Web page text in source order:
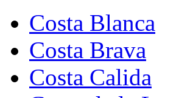
Costa Blanca
Costa Brava
Costa Calida